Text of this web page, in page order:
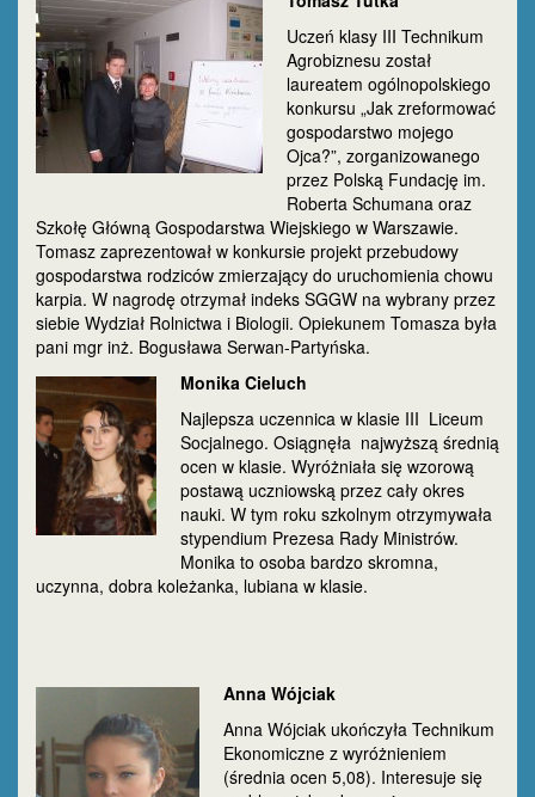
Uczeń klasy III Technikum
Agrobiznesu został
laureatem ogólnopolskiego
konkursu „Jak zreformować
gospodarstwo mojego
Ojca?”, zorganizowanego
przez Polską Fundację im.
Roberta Schumana oraz
Szkołę Główną Gospodarstwa Wiejskiego w Warszawie.
Tomasz zaprezentował w konkursie projekt przebudowy
gospodarstwa rodziców zmierzający do uruchomienia chowu
karpia. W nagrodę otrzymał indeks SGGW na wybrany przez
siebie Wydział Rolnictwa i Biologii. Opiekunem Tomasza była
pani mgr inż. Bogusława Serwan-Partyńska.
Monika Cieluch
Najlepsza uczennica w klasie III Liceum
Socjalnego. Osiągnęła najwyższą średnią
ocen w klasie. Wyróżniała się wzorową
postawą uczniowską przez cały okres
nauki. W tym roku szkolnym otrzymywała
stypendium Prezesa Rady Ministrów.
Monika to osoba bardzo skromna,
uczynna, dobra koleżanka, lubiana w klasie.
Anna Wójciak
Anna Wójciak ukończyła Technikum
Ekonomiczne z wyróżnieniem
(średnia ocen 5,08). Interesuje się